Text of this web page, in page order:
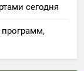
сегодня